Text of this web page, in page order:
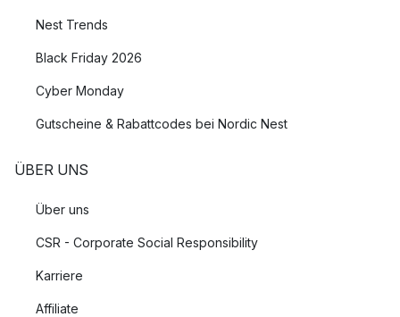
Nest Trends
Black Friday 2026
Cyber Monday
Gutscheine & Rabattcodes bei Nordic Nest
ÜBER UNS
Über uns
CSR - Corporate Social Responsibility
Karriere
Affiliate